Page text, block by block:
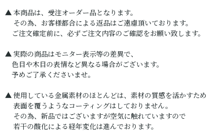
▲ 本商品は、受注オーダー品となります。
その為、お客様都合による返品はご遠慮頂いております。
ご注文確定前に、必ずご注文内容のご確認をお願い致します。
▲ 実際の商品はモニター表示等の差異で、
色目や木目の表情など異なる場合がございます。
予めご了承くださいませ。
▲ 使用している金属素材のほとんどは、素材の質感を活かすため
表面を覆うようなコーティングはしておりません。
その為、新品ではございますが空気に触れていますので
若干の酸化による経年変化は進んでおります。